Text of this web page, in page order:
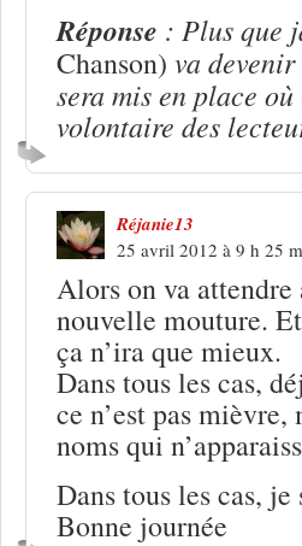
Réponse : Plus que
Chanson) va
sera mis en place
volontaire des
Réjanie13
25 avril 2012 à 9 h 25
Alors on va
nouvelle mouture.
ça n’ira que mieux.
Dans tous les cas,
ce n’est pas
noms qui
Dans tous les cas,
Bonne journée